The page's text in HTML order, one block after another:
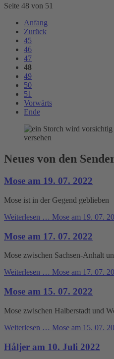
Seite 48 von 51
Anfang
Zurück
45
46
47
48
49
50
51
Vorwärts
Ende
Neues von den
Mose am 19. 07. 2022
Mose ist in der Gegend geblieben
Weiterlesen … Mose am 19. 07.
Mose am 17. 07. 2022
Mose zwischen Sachsen-Anhalt
Weiterlesen … Mose am 17. 07.
Mose am 15. 07. 2022
Mose zwischen Halberstadt und
Weiterlesen … Mose am 15. 07.
Håljer am 10. Juli 2022